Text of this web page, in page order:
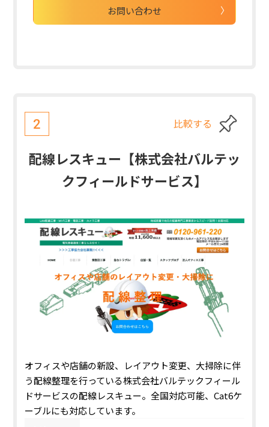
お問い合わせ
2 比較する
配線レスキュー【株式会社バルテッ
クフィールドサービス】
オフィスや店舗の新設、レイアウト変更、大掃除に伴
う配線整理を行っている株式会社バルテックフィール
ドサービスの配線レスキュー。全国対応可能、Cat6ケ
ーブルにも対応しています。